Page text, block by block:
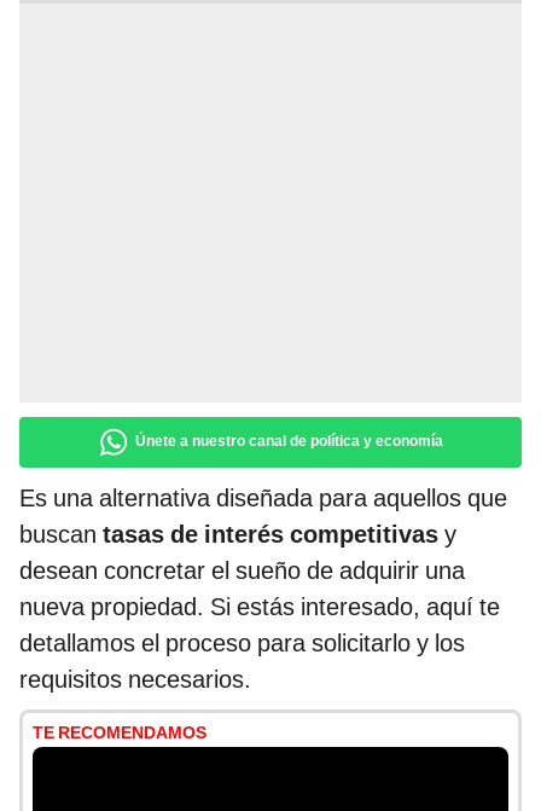
Únete a nuestro canal de política y economía
Es una alternativa diseñada para aquellos que
buscan tasas de interés competitivas y
desean concretar el sueño de adquirir una
nueva propiedad. Si estás interesado, aquí te
detallamos el proceso para solicitarlo y los
requisitos necesarios.
TE RECOMENDAMOS